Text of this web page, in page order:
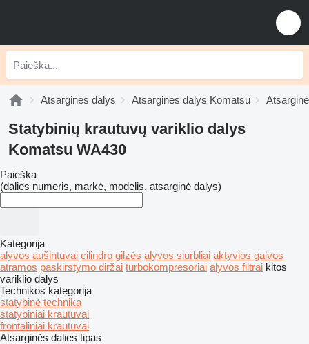
Atsarginės dalys Atsarginės dalys Komatsu
Statybinių krautuvų variklio dalys
Komatsu WA430
Paieška
(dalies numeris, markė, modelis, atsarginė dalys)
Kategorija
alyvos aušintuvai cilindro gilzės alyvos siurbliai aktyvios galvos
atramos paskirstymo diržai turbokompresoriai alyvos filtrai kitos
variklio dalys
Technikos kategorija
statybinė technika
statybiniai krautuvai
frontaliniai krautuvai
Atsarginės dalies tipas